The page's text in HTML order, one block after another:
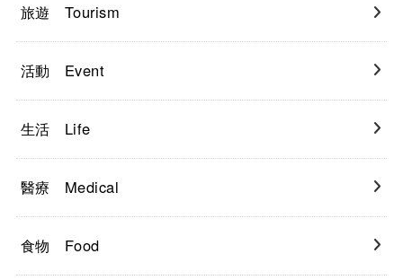
旅遊 Tourism
活動 Event
生活 Life
醫療 Medical
食物 Food